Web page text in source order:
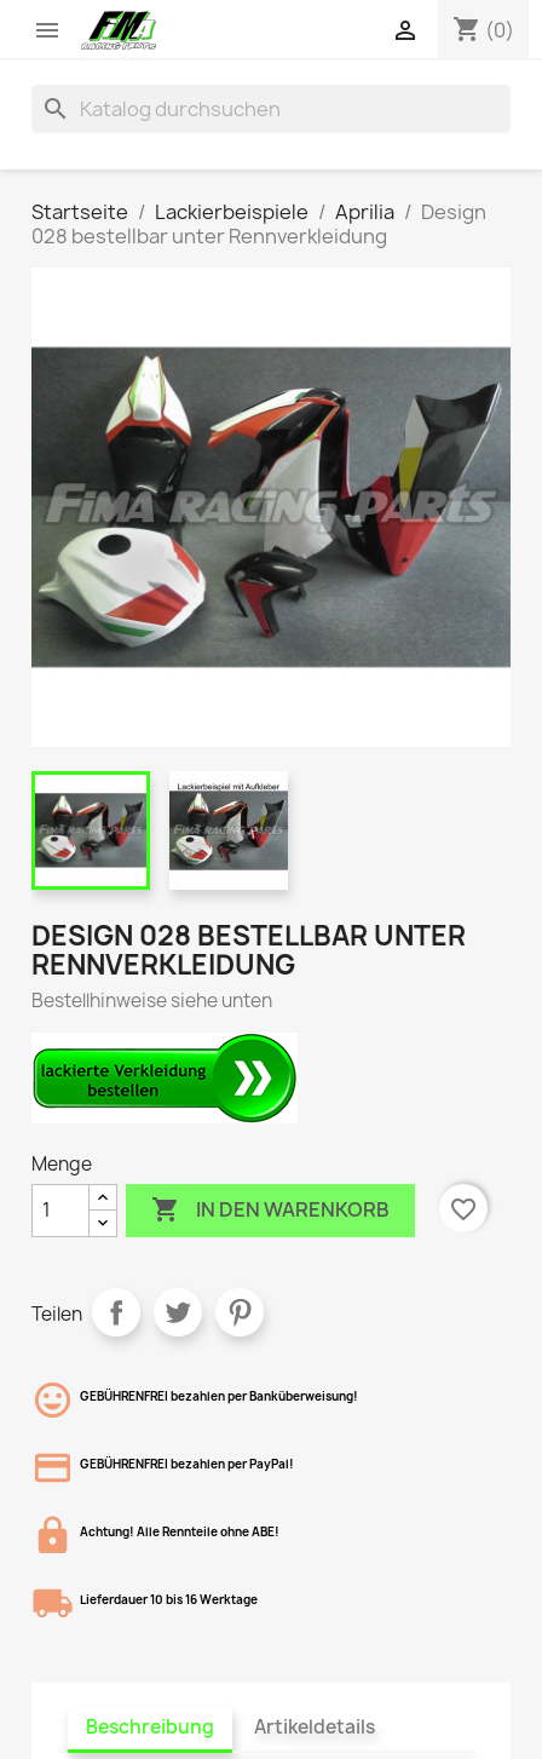
 shopping_cart (0)

search
Startseite Lackierbeispiele Aprilia
Design
028 bestellbar unter Rennverkleidung
DESIGN 028 BESTELLBAR UNTER
RENNVERKLEIDUNG
Bestellhinweise siehe unten
Menge
 IN DEN WARENKORB favorite_border
Teilen
GEBÜHRENFREI bezahlen per Banküberweisung!
GEBÜHRENFREI bezahlen per PayPal!
Achtung! Alle Rennteile ohne ABE!
Lieferdauer 10 bis 16 Werktage
Beschreibung Artikeldetails